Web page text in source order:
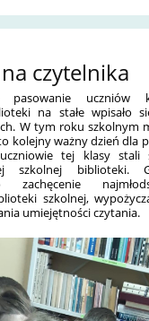
czytelnika
uczniów
na stałe wpisało
W tym roku szkolnym
kolejny ważny dzień dla
tej klasy stali
szkolnej biblioteki.
zachęcenie
szkolnej,
umiejętności czytania.